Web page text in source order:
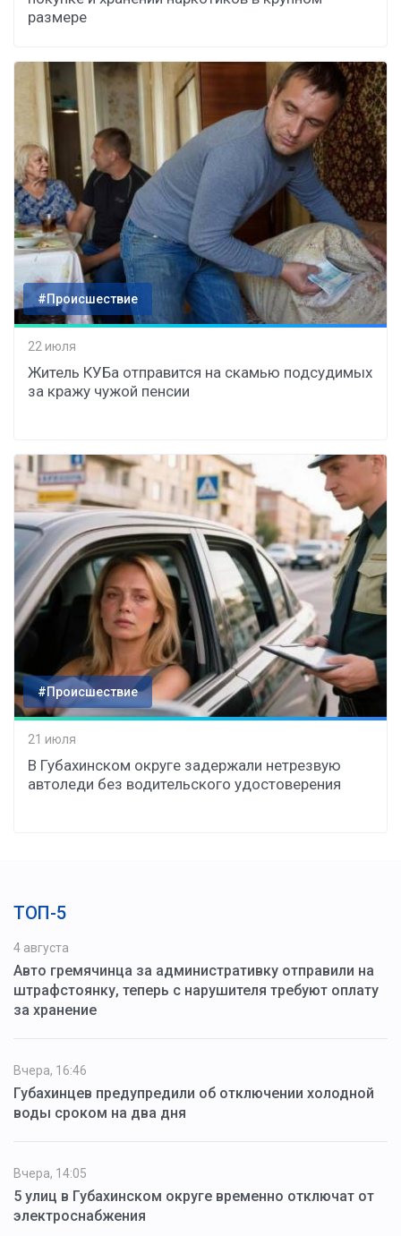
размере
#Происшествие
22 июля
Житель КУБа отправится на скамью подсудимых
за кражу чужой пенсии
#Происшествие
21 июля
В Губахинском округе задержали нетрезвую
автоледи без водительского удостоверения
ТОП-5
4 августа
Авто гремячинца за административку отправили на
штрафстоянку, теперь с нарушителя требуют оплату
за хранение
Вчера, 16:46
Губахинцев предупредили об отключении холодной
воды сроком на два дня
Вчера, 14:05
5 улиц в Губахинском округе временно отключат от
электроснабжения